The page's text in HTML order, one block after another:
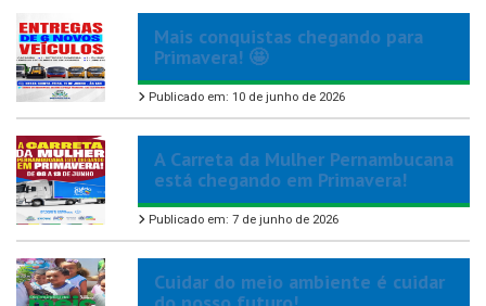
Mais conquistas chegando para
Primavera! 🤩
Publicado em: 10 de junho de 2026
A Carreta da Mulher Pernambucana
está chegando em Primavera!
Publicado em: 7 de junho de 2026
Cuidar do meio ambiente é cuidar